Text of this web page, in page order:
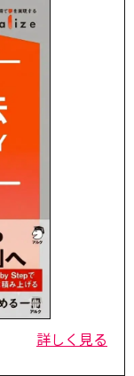
詳しく見る